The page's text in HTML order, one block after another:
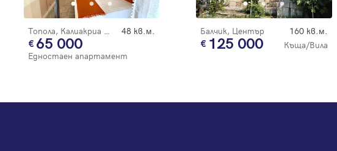
Топола, Калиакриа Гардънс 48 кв.м.
65 000
Едностаен апартамент
Балчик, Център 160 кв.м.
125 000 Къща/Вила
Вход с имейл
Забравена парола